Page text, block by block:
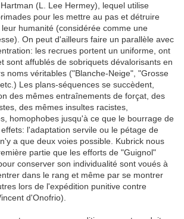
(L. Lee Hermey), lequel utilise
pour les mettre au pas et détruire
humanité (considérée comme une
On peut d'ailleurs faire un parallèle avec
les recrues portent un uniforme, ont
sont affublés de sobriquets dévalorisants en
noms véritables ("Blanche-Neige", "Grosse
Les plans-séquences se succèdent,
des mêmes entraînements de forçat, des
des mêmes insultes racistes,
homophobes jusqu'à ce que le bourrage de
l'adaptation servile ou le pétage de
a que deux voies possible. Kubrick nous
partie que les efforts de "Guignol"
conserver son individualité sont voués à
dans le rang et même par se montrer
lors de l'expédition punitive contre
d'Onofrio).